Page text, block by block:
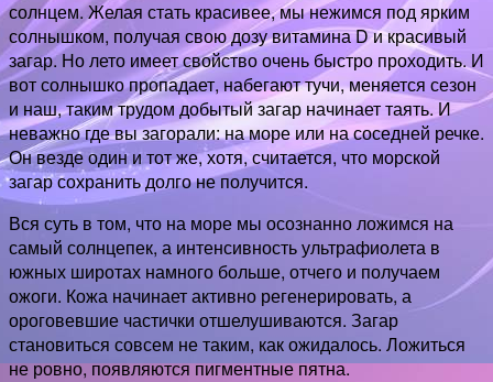
солнцем. Желая стать красивее, мы нежимся под ярким
солнышком, получая свою дозу витамина D и красивый
загар. Но лето имеет свойство очень быстро проходить. И
вот солнышко пропадает, набегают тучи, меняется сезон
и наш, таким трудом добытый загар начинает таять. И
неважно где вы загорали: на море или на соседней речке.
Он везде один и тот же, хотя, считается, что морской
загар сохранить долго не получится.
Вся суть в том, что на море мы осознанно ложимся на
самый солнцепек, а интенсивность ультрафиолета в
южных широтах намного больше, отчего и получаем
ожоги. Кожа начинает активно регенерировать, а
ороговевшие частички отшелушиваются. Загар
становиться совсем не таким, как ожидалось. Ложиться
не ровно, появляются пигментные пятна.